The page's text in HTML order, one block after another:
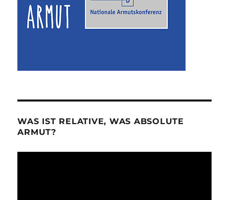
WAS IST RELATIVE, WAS ABSOLUTE
ARMUT?